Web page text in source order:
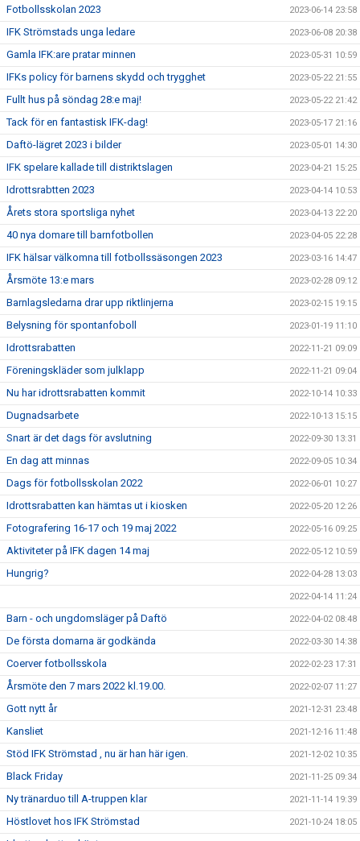
Fotbollsskolan 2023 2023-06-14 23:58
IFK Strömstads unga ledare 2023-06-08 20:38
Gamla IFK:are pratar minnen 2023-05-31 10:59
IFKs policy för barnens skydd och trygghet 2023-05-22 21:55
Fullt hus på söndag 28:e maj! 2023-05-22 21:42
Tack för en fantastisk IFK-dag! 2023-05-17 21:16
Daftö-lägret 2023 i bilder 2023-05-01 14:30
IFK spelare kallade till distriktslagen 2023-04-21 15:25
Idrottsrabtten 2023 2023-04-14 10:53
Årets stora sportsliga nyhet 2023-04-13 22:20
40 nya domare till barnfotbollen 2023-04-05 22:28
IFK hälsar välkomna till fotbollssäsongen 2023 2023-03-16 14:47
Årsmöte 13:e mars 2023-02-28 09:12
Barnlagsledarna drar upp riktlinjerna 2023-02-15 19:15
Belysning för spontanfoboll 2023-01-19 11:10
Idrottsrabatten 2022-11-21 09:09
Föreningskläder som julklapp 2022-11-21 09:04
Nu har idrottsrabatten kommit 2022-10-14 10:33
Dugnadsarbete 2022-10-13 15:15
Snart är det dags för avslutning 2022-09-30 13:31
En dag att minnas 2022-09-05 10:34
Dags för fotbollsskolan 2022 2022-06-01 10:27
Idrottsrabatten kan hämtas ut i kiosken 2022-05-20 12:26
Fotografering 16-17 och 19 maj 2022 2022-05-16 09:25
Aktiviteter på IFK dagen 14 maj 2022-05-12 10:59
Hungrig? 2022-04-28 13:03
2022-04-14 11:24
Barn - och ungdomsläger på Daftö 2022-04-02 08:48
De första domarna är godkända 2022-03-30 14:38
Coerver fotbollsskola 2022-02-23 17:31
Årsmöte den 7 mars 2022 kl.19.00. 2022-02-07 11:27
Gott nytt år 2021-12-31 23:48
Kansliet 2021-12-16 11:48
Stöd IFK Strömstad , nu är han här igen. 2021-12-02 10:35
Black Friday 2021-11-25 09:34
Ny tränarduo till A-truppen klar 2021-11-14 19:39
Höstlovet hos IFK Strömstad 2021-10-24 18:05